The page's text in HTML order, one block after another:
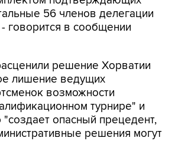
решение Хорватии
возможности
турнире" и
опасный прецедент,
решения могут
на состав участников и ход
отбора". Также, говорится